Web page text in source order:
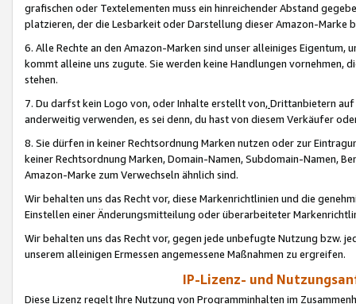
grafischen oder Textelementen muss ein hinreichender Abstand
platzieren, der die Lesbarkeit oder Darstellung dieser Amazon-Marke
6. Alle Rechte an den Amazon-Marken sind unser alleiniges
kommt alleine uns zugute. Sie werden keine Handlungen vornehmen,
stehen.
7. Du darfst kein Logo von, oder Inhalte erstellt von,Drittanbietern auf
anderweitig verwenden, es sei denn, du hast von diesem Verkäufer
8. Sie dürfen in keiner Rechtsordnung Marken nutzen oder zur
keiner Rechtsordnung Marken, Domain-Namen, Subdomain-Namen,
Amazon-Marke zum Verwechseln ähnlich sind.
Wir behalten uns das Recht vor, diese Markenrichtlinien und die
Einstellen einer Änderungsmitteilung oder überarbeiteter
Wir behalten uns das Recht vor, gegen jede unbefugte Nutzung bzw.
unserem alleinigen Ermessen angemessene Maßnahmen zu ergreifen.
IP-Lizenz- und
Diese Lizenz regelt Ihre Nutzung von Programminhalten im